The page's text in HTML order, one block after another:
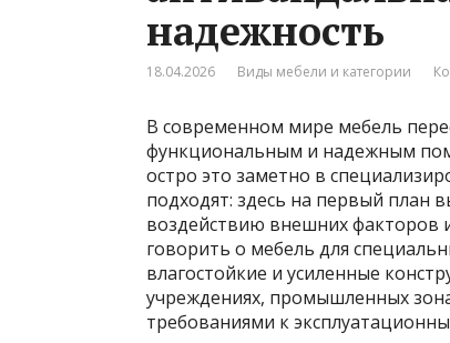
надежность
18.04.2026 Виды мебели и категории
В современном мире мебель
функциональным и надежным
остро это заметно в
подходят: здесь на первый план
воздействию внешних факторов
говорить о мебель для
влагостойкие и усиленные
учреждениях, промышленных
требованиями к